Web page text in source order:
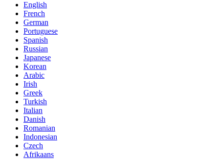
English
French
German
Portuguese
Spanish
Russian
Japanese
Korean
Arabic
Irish
Greek
Turkish
Italian
Danish
Romanian
Indonesian
Czech
Afrikaans